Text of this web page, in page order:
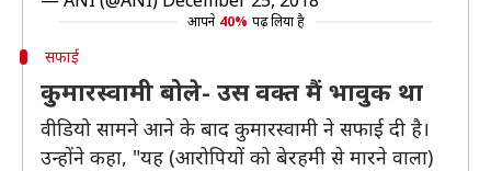
आपने 40% पढ़ लिया है
सफाई
कुमारस्वामी बोले- उस वक्त मैं भावुक था
वीडियो सामने आने के बाद कुमारस्वामी ने सफाई दी है।
उन्होंने कहा, "यह (आरोपियों को बेरहमी से मारने वाला)